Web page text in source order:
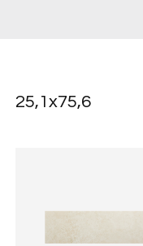
25,1x75,6